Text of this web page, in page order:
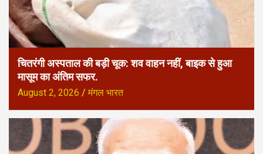
चितरंगी अस्पताल की बड़ी चूक: शव वाहन नहीं, बाइक से हुआ
मासूम का अंतिम सफर.
August 2, 2026 मंगल भारत